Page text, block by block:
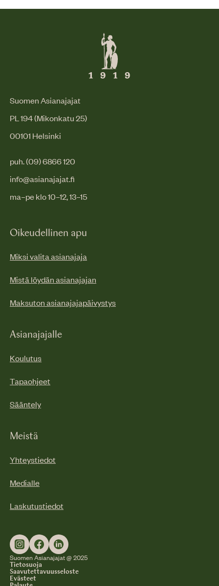
Suomen Asianajajat
PL 194 (Mikonkatu 25)
00101 Helsinki
puh. (09) 6866 120
info@asianajajat.fi
ma–pe klo 10–12, 13–15
Oikeudellinen apu
Miksi valita asianajaja
Mistä löydän asianajajan
Maksuton asianajajapäivystys
Asianajajalle
Koulutus
Tapaohjeet
Sääntely
Meistä
Yhteystiedot
Medialle
Laskutustiedot
Suomen Asianajajat @ 2025
Tietosuoja
Saavutettavuusseloste
Evästeet